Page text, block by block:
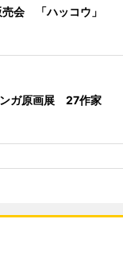
会 「ハッコウ」
ンガ原画展 27作家